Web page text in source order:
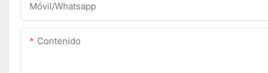
Móvil/Whatsapp
Contenido